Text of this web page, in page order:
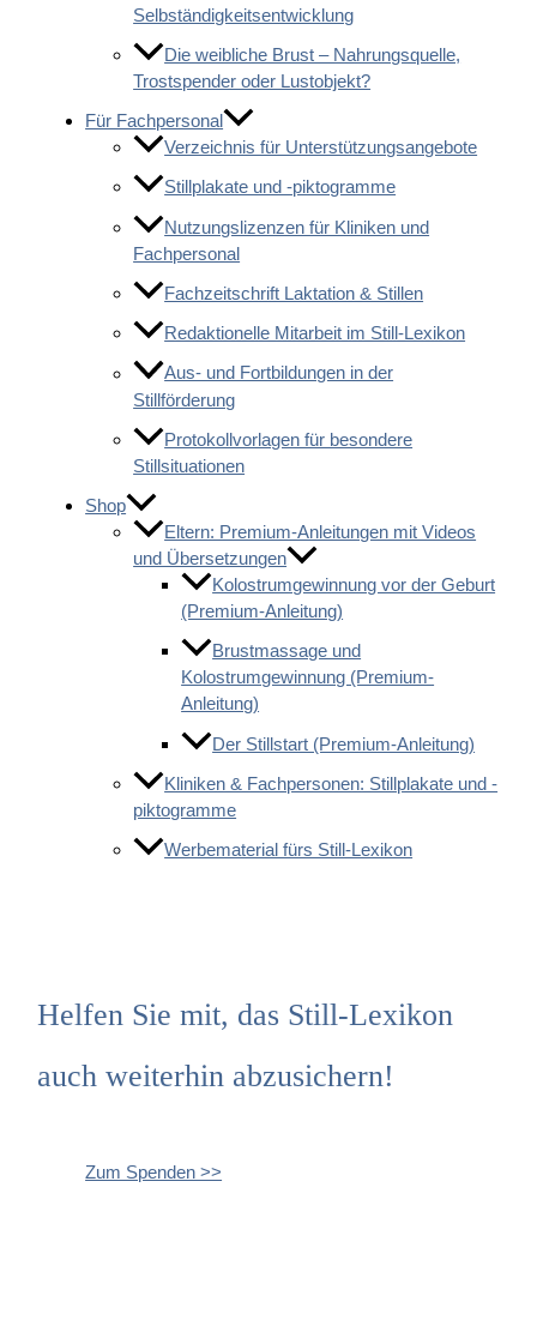
Selbständigkeitsentwicklung
Die weibliche Brust – Nahrungsquelle,
Trostspender oder Lustobjekt?
Für Fachpersonal
Verzeichnis für Unterstützungsangebote
Stillplakate und -piktogramme
Nutzungslizenzen für Kliniken und
Fachpersonal
Fachzeitschrift Laktation & Stillen
Redaktionelle Mitarbeit im Still-Lexikon
Aus- und Fortbildungen in der
Stillförderung
Protokollvorlagen für besondere
Stillsituationen
Shop
Eltern: Premium-Anleitungen mit Videos
und Übersetzungen
Kolostrumgewinnung vor der Geburt
(Premium-Anleitung)
Brustmassage und
Kolostrumgewinnung (Premium-
Anleitung)
Der Stillstart (Premium-Anleitung)
Kliniken & Fachpersonen: Stillplakate und -
piktogramme
Werbematerial fürs Still-Lexikon
Helfen Sie mit, das Still-Lexikon
auch weiterhin abzusichern!
Zum Spenden >>